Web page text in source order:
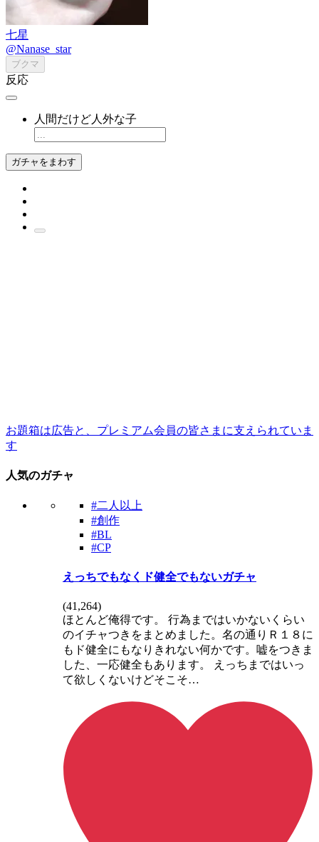
七星
@Nanase_star
ブクマ
反応
人間だけど人外な子
ガチャをまわす
お題箱は広告と、プレミアム会員の皆さまに支えられていま
す
人気のガチャ
#二人以上
#創作
#BL
#CP
えっちでもなくド健全でもないガチャ
(41,264)
ほとんど俺得です。 行為まではいかないくらい
のイチャつきをまとめました。名の通りＲ１８に
もド健全にもなりきれない何かです。嘘をつきま
した、一応健全もあります。 えっちまではいっ
て欲しくないけどそこそ…